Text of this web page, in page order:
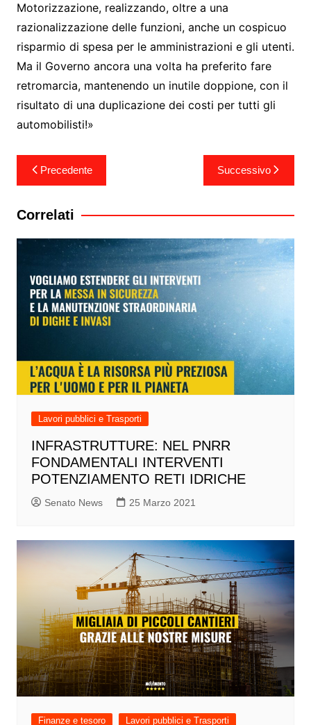
Motorizzazione, realizzando, oltre a una
razionalizzazione delle funzioni, anche un cospicuo
risparmio di spesa per le amministrazioni e gli utenti.
Ma il Governo ancora una volta ha preferito fare
retromarcia, mantenendo un inutile doppione, con il
risultato di una duplicazione dei costi per tutti gli
automobilisti!»
Navigazione
articoli
Precedente Successivo
Correlati
Lavori pubblici e Trasporti
INFRASTRUTTURE: NEL PNRR
FONDAMENTALI INTERVENTI
POTENZIAMENTO RETI IDRICHE
Senato News 25 Marzo 2021
Finanze e tesoro Lavori pubblici e Trasporti